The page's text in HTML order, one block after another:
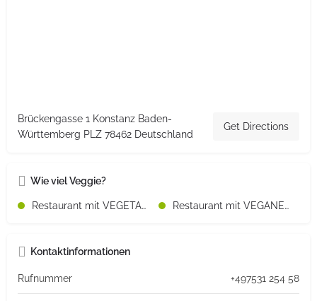
Brückengasse 1 Konstanz Baden-
Württemberg PLZ 78462 Deutschland
Get Directions
Wie viel Veggie?
Restaurant mit VEGETARISCHEN Speisen Restaurant mit VEGANEN Speisen
Kontaktinformationen
Rufnummer +497531 254 58